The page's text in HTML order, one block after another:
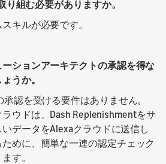
組む必要がありますか。
キルが必要です。
ションアーキテクトの承認を得な
うか。
認を受ける要件はありません。
ウドは、Dash Replenishmentをサ
データをAlexaクラウドに送信し
めに、簡単な一連の認定チェック
す。